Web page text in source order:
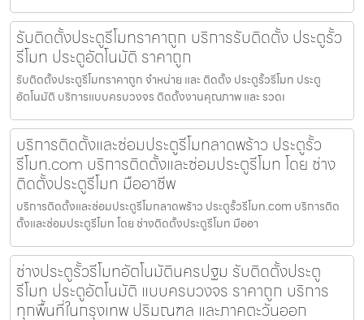
รับติดตั้งประตูรีโมทราคาถูก บริการรับติดตั้ง ประตูรั้ว
รีโมท ประตูอัตโนมัติ ราคาถูก
รับติดตั้งประตูรีโมทราคาถูก จำหน่าย และ ติดตั้ง ประตูรั้วรีโมท ประตู
อัตโนมัติ บริการแบบครบวงจร ติดตั้งงานคุณภาพ และ รวดเ
บริการติดตั้งและซ่อมประตูรีโมทลาดพร้าว ประตูรั้ว
รีโมท.com บริการติดตั้งและซ่อมประตูรีโมท โดย ช่าง
ติดตั้งประตูรีโมท มืออาชีพ
บริการติดตั้งและซ่อมประตูรีโมทลาดพร้าว ประตูรั้วรีโมท.com บริการติด
ตั้งและซ่อมประตูรีโมท โดย ช่างติดตั้งประตูรีโมท มืออา
ช่างประตูรั้วรีโมทอัตโนมัตินครปฐม รับติดตั้งประตู
รีโมท ประตูอัตโนมัติ แบบครบวงจร ราคาถูก บริการ
ทุกพื้นที่ในกรุงเทพ ปริมณฑล และภาคตะวันออก